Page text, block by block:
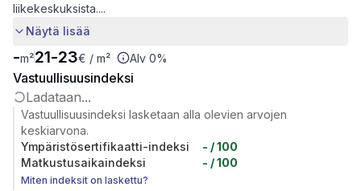
liikekeskuksista....
Näytä lisää
-m²21-23€ / m² Alv 0%
Vastuullisuusindeksi
Ladataan...
Vastuullisuusindeksi lasketaan alla olevien arvojen
keskiarvona.
Ympäristösertifikaatti-indeksi
- / 100
Matkustusaikaindeksi
- / 100
Miten indeksit on laskettu?